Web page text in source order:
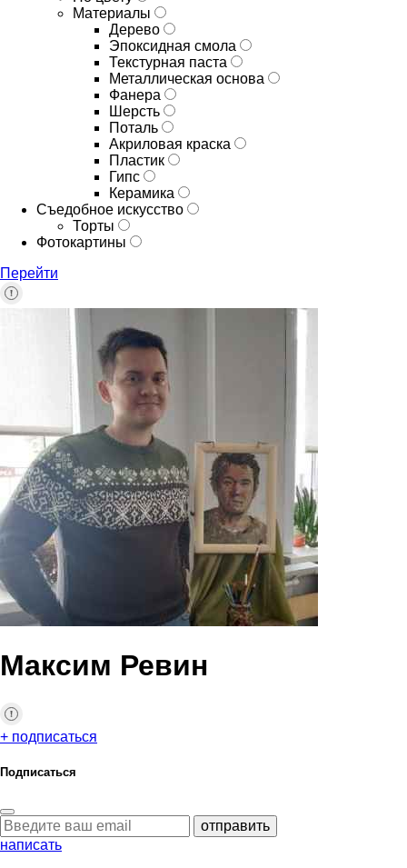
Материалы
Дерево
Эпоксидная смола
Текстурная паста
Металлическая основа
Фанера
Шерсть
Поталь
Акриловая краска
Пластик
Гипс
Керамика
Съедобное искусство
Торты
Фотокартины
Перейти
Максим Ревин
+ подписаться
Подписаться
отправить
написать